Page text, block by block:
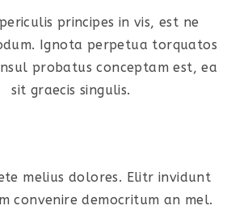
principes in vis, est ne
Ignota perpetua torquatos
probatus conceptam est, ea
sit graecis singulis.
melius dolores. Elitr invidunt
convenire democritum an mel.